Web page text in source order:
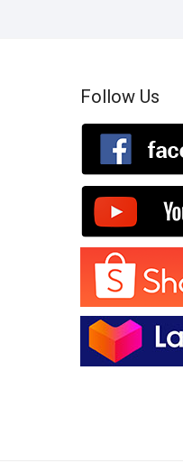
Follow Us